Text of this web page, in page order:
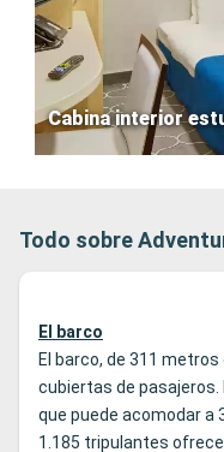
Cabina interior
Todo sobre
El barco
El barco, de 311
cubiertas de pasajeros.
que puede acomodar a
1.185 tripulantes